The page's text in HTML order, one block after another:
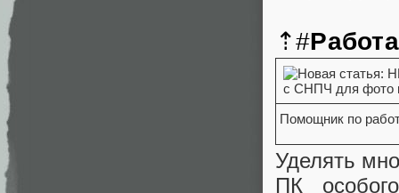
⇡#
Помощник по
Уделять
ПК